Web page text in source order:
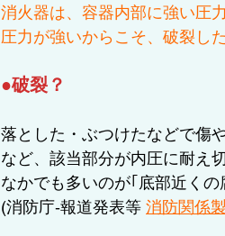
消火器は、容器内部に強い圧
圧力が強いからこそ、破裂し
●破裂？
落とした・ぶつけたなどで傷
など、該当部分が内圧に耐え
なかでも多いのが｢底部近くの
(消防庁‐報道発表等 消防関係